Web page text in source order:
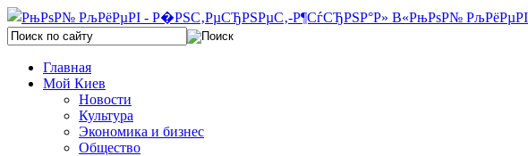
Главная
Мой Киев
Новости
Культура
Экономика и бизнес
Общество